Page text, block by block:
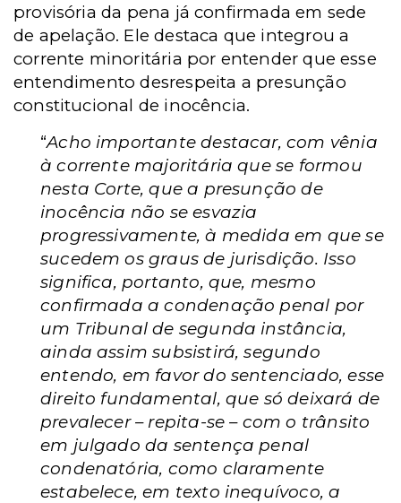
provisória da pena já confirmada em sede
de apelação. Ele destaca que integrou a
corrente minoritária por entender que esse
entendimento desrespeita a presunção
constitucional de inocência.
“Acho importante destacar, com vênia
à corrente majoritária que se formou
nesta Corte, que a presunção de
inocência não se esvazia
progressivamente, à medida em que se
sucedem os graus de jurisdição. Isso
significa, portanto, que, mesmo
confirmada a condenação penal por
um Tribunal de segunda instância,
ainda assim subsistirá, segundo
entendo, em favor do sentenciado, esse
direito fundamental, que só deixará de
prevalecer – repita-se – com o trânsito
em julgado da sentença penal
condenatória, como claramente
estabelece, em texto inequívoco, a